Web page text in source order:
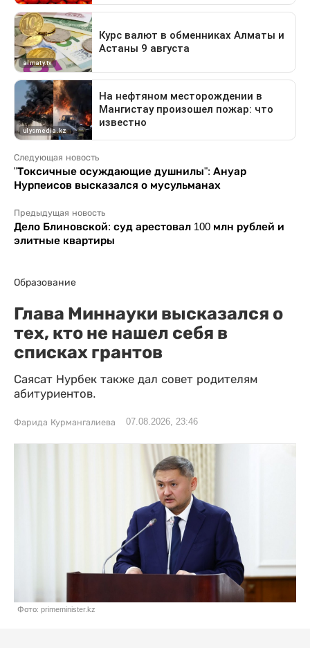
Следующая новость
"Токсичные осуждающие душнилы": Ануар
Нурпеисов высказался о мусульманах
Предыдущая новость
Дело Блиновской: суд арестовал 100 млн рублей и
элитные квартиры
Образование
Глава Миннауки высказался о
тех, кто не нашел себя в
списках грантов
Саясат Нурбек также дал совет родителям
абитуриентов.
Фарида Курмангалиева 07.08.2026, 23:46
Фото: primeminister.kz